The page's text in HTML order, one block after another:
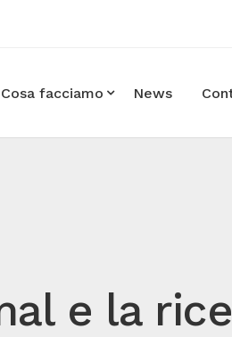
Cosa facciamo News
e la